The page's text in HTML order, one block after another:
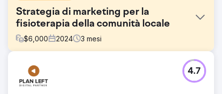
Strategia di marketing per la
fisioterapia della comunità locale
$6,000 2024 3 mesi
Sfida
Soluzioni: PPC, SEO e creazione di siti Web. Per aiutare
The Well Balanced Centre ad ottenere più pazienti,
4.7